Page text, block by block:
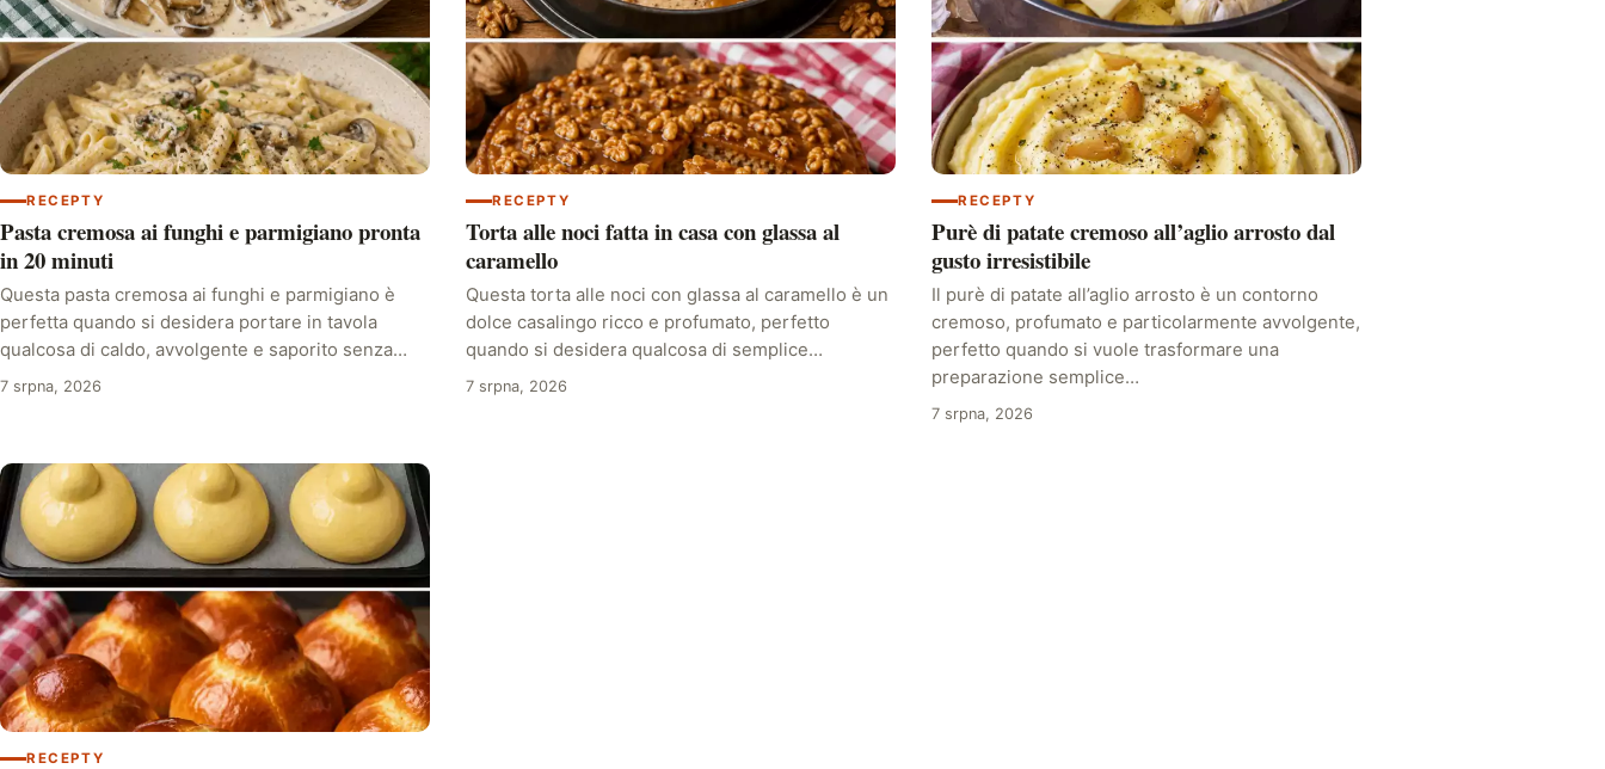
RECEPTY
Pasta cremosa ai funghi e parmigiano pronta
in 20 minuti
Questa pasta cremosa ai funghi e parmigiano è
perfetta quando si desidera portare in tavola
qualcosa di caldo, avvolgente e saporito senza…
7 srpna, 2026
RECEPTY
Torta alle noci fatta in casa con glassa al
caramello
Questa torta alle noci con glassa al caramello è un
dolce casalingo ricco e profumato, perfetto
quando si desidera qualcosa di semplice…
7 srpna, 2026
RECEPTY
Purè di patate cremoso all’aglio arrosto dal
gusto irresistibile
Il purè di patate all’aglio arrosto è un contorno
cremoso, profumato e particolarmente avvolgente,
perfetto quando si vuole trasformare una
preparazione semplice…
7 srpna, 2026
RECEPTY